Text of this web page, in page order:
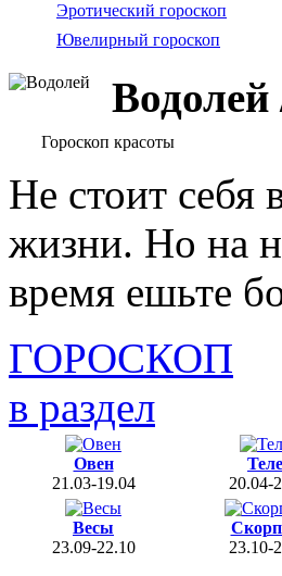
Эротический гороскоп
Ювелирный гороскоп
Водолей
Гороскоп красоты
Не стоит себя
жизни. Но на
время ешьте
ГОРОСКОП
в раздел
Овен
21.03-19.04
20.04-
Весы
23.09-22.10
23.10-